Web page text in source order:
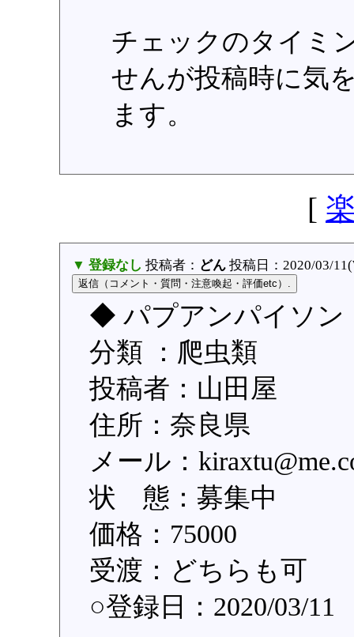
チェックのタイミ
せんが投稿時に気
ます。
[
▼ 登録なし 投稿者： どん投稿日：2020/03/
◆ パプアンパイソ
分類 ：爬虫類
投稿者：山田屋
住所：奈良県
メール：
状 態：募集中
価格：75000
受渡：どちらも可
○登録日：2020/03/